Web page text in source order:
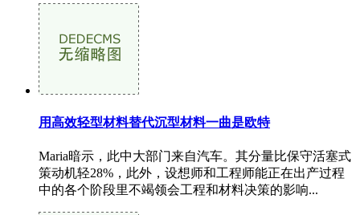
用高效轻型材料替代沉型材料一曲是欧特
Maria暗示，此中大部门来自汽车。其分量比保守活塞式
策动机轻28%，此外，设想师和工程师能正在出产过程
中的各个阶段里不竭领会工程和材料决策的影响...